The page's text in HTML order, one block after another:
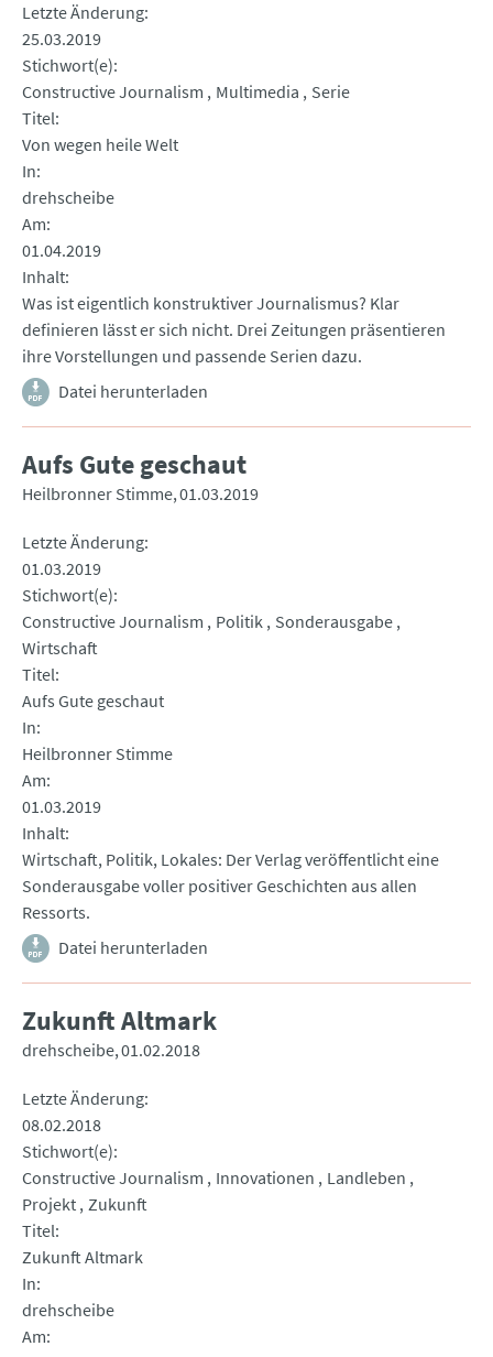
Letzte Änderung
25.03.2019
Stichwort(e)
Constructive Journalism
Multimedia
Serie
Titel
Von wegen heile Welt
In
drehscheibe
Am
01.04.2019
Inhalt
Was ist eigentlich konstruktiver Journalismus? Klar
definieren lässt er sich nicht. Drei Zeitungen präsentieren
ihre Vorstellungen und passende Serien dazu.
Datei herunterladen
Aufs Gute geschaut
Heilbronner Stimme 01.03.2019
Letzte Änderung
01.03.2019
Stichwort(e)
Constructive Journalism
Politik Sonderausgabe
Wirtschaft
Titel
Aufs Gute geschaut
In
Heilbronner Stimme
Am
01.03.2019
Inhalt
Wirtschaft, Politik, Lokales: Der Verlag veröffentlicht eine
Sonderausgabe voller positiver Geschichten aus allen
Ressorts.
Datei herunterladen
Zukunft Altmark
drehscheibe 01.02.2018
Letzte Änderung
08.02.2018
Stichwort(e)
Constructive Journalism
Innovationen
Landleben
Projekt Zukunft
Titel
Zukunft Altmark
In
drehscheibe
Am